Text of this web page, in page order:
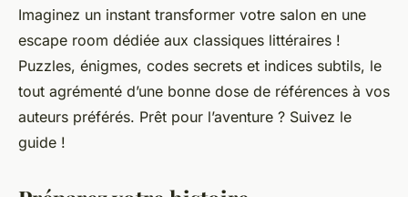
Imaginez un instant transformer votre salon en une
escape room dédiée aux classiques littéraires !
Puzzles, énigmes, codes secrets et indices subtils, le
tout agrémenté d’une bonne dose de références à vos
auteurs préférés. Prêt pour l’aventure ? Suivez le
guide !